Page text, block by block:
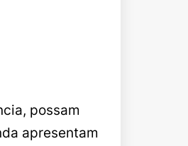
possam
apresentam